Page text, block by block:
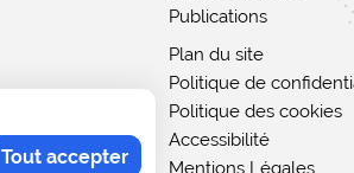
/ 15h - 19h
Publications
Plan du site
Politique de
Politique des cookies
Accessibilité
Mentions Légales
Tout accepter